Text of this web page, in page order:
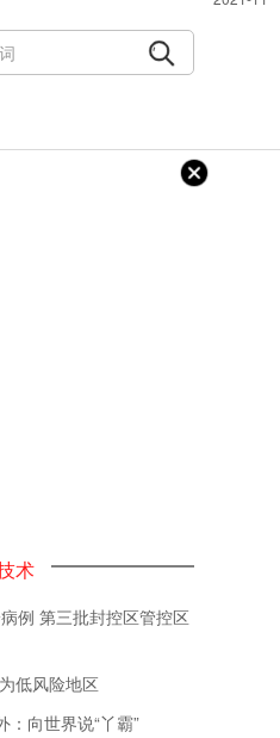
术
例 第三批封控区管控区
低风险地区
：向世界说“丫霸”